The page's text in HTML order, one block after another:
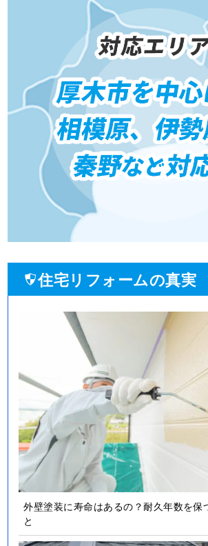
住宅リフォームの真実
外壁塗装に寿命はあるの？耐久年数を保
と